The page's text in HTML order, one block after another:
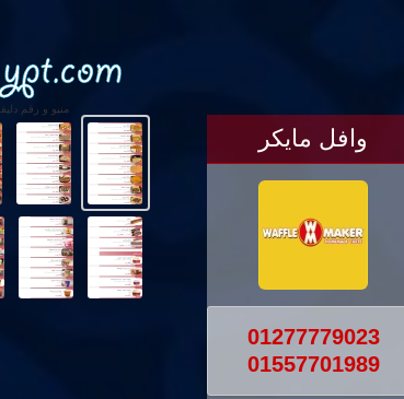
منيو و رقم
وافل مايكر
01277779023
01557701989